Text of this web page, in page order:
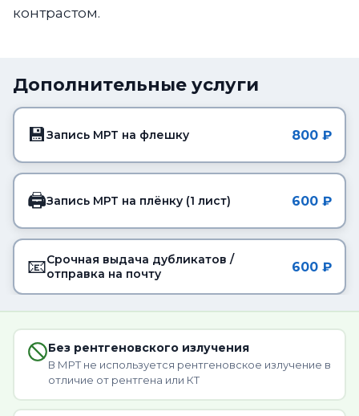
контрастом.
Дополнительные услуги
💾Запись МРТ на флешку 800 ₽
🖨️Запись МРТ на плёнку (1 лист) 600 ₽
📧Срочная выдача дубликатов /
отправка на почту
600 ₽
Без рентгеновского излучения
В МРТ не используется рентгеновское излучение в
отличие от рентгена или КТ